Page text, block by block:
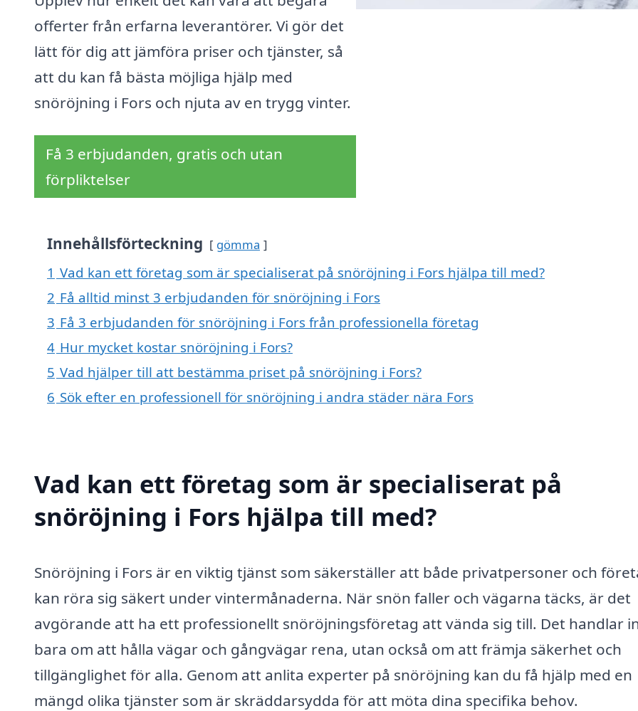
offerter från erfarna leverantörer. Vi gör det
lätt för dig att jämföra priser och tjänster, så
att du kan få bästa möjliga hjälp med
snöröjning i Fors och njuta av en trygg vinter.
Få 3 erbjudanden, gratis och utan
förpliktelser
Innehållsförteckning gömma
1 Vad kan ett företag som är specialiserat på snöröjning i Fors hjälpa till med?
2 Få alltid minst 3 erbjudanden för snöröjning i Fors
3 Få 3 erbjudanden för snöröjning i Fors från professionella företag
4 Hur mycket kostar snöröjning i Fors?
5 Vad hjälper till att bestämma priset på snöröjning i Fors?
6 Sök efter en professionell för snöröjning i andra städer nära Fors
Vad kan ett företag som är specialiserat på
snöröjning i Fors hjälpa till med?
Snöröjning i Fors är en viktig tjänst som säkerställer att både privatpersoner och
kan röra sig säkert under vintermånaderna. När snön faller och vägarna täcks, är det
avgörande att ha ett professionellt snöröjningsföretag att vända sig till. Det handlar
bara om att hålla vägar och gångvägar rena, utan också om att främja säkerhet och
tillgänglighet för alla. Genom att anlita experter på snöröjning kan du få hjälp med en
mängd olika tjänster som är skräddarsydda för att möta dina specifika behov.